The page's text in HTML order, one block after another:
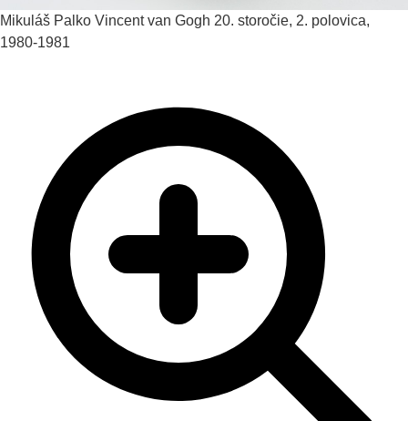
Mikuláš Palko Vincent van Gogh 20. storočie, 2. polovica,
1980-1981